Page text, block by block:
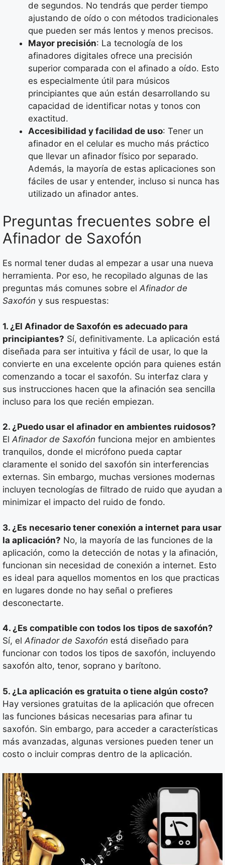
de segundos. No tendrás que perder tiempo
ajustando de oído o con métodos tradicionales
que pueden ser más lentos y menos precisos.
Mayor precisión: La tecnología de los
afinadores digitales ofrece una precisión
superior comparada con el afinado a oído. Esto
es especialmente útil para músicos
principiantes que aún están desarrollando su
capacidad de identificar notas y tonos con
exactitud.
Accesibilidad y facilidad de uso: Tener un
afinador en el celular es mucho más práctico
que llevar un afinador físico por separado.
Además, la mayoría de estas aplicaciones son
fáciles de usar y entender, incluso si nunca has
utilizado un afinador antes.
Preguntas frecuentes sobre el
Afinador de Saxofón
Es normal tener dudas al empezar a usar una nueva
herramienta. Por eso, he recopilado algunas de las
preguntas más comunes sobre elAfinador de
Saxofón y sus respuestas:
1. ¿El Afinador de Saxofón es adecuado para
principiantes? Sí, definitivamente. La aplicación está
diseñada para ser intuitiva y fácil de usar, lo que la
convierte en una excelente opción para quienes están
comenzando a tocar el saxofón. Su interfaz clara y
sus instrucciones hacen que la afinación sea sencilla
incluso para los que recién empiezan.
2. ¿Puedo usar el afinador en ambientes ruidosos?
ElAfinador de Saxofón funciona mejor en ambientes
tranquilos, donde el micrófono pueda captar
claramente el sonido del saxofón sin interferencias
externas. Sin embargo, muchas versiones modernas
incluyen tecnologías de filtrado de ruido que ayudan a
minimizar el impacto del ruido de fondo.
3. ¿Es necesario tener conexión a internet para usar
la aplicación? No, la mayoría de las funciones de la
aplicación, como la detección de notas y la afinación,
funcionan sin necesidad de conexión a internet. Esto
es ideal para aquellos momentos en los que practicas
en lugares donde no hay señal o prefieres
desconectarte.
4. ¿Es compatible con todos los tipos de saxofón?
Sí, elAfinador de Saxofón está diseñado para
funcionar con todos los tipos de saxofón, incluyendo
saxofón alto, tenor, soprano y barítono.
5. ¿La aplicación es gratuita o tiene algún costo?
Hay versiones gratuitas de la aplicación que ofrecen
las funciones básicas necesarias para afinar tu
saxofón. Sin embargo, para acceder a características
más avanzadas, algunas versiones pueden tener un
costo o incluir compras dentro de la aplicación.